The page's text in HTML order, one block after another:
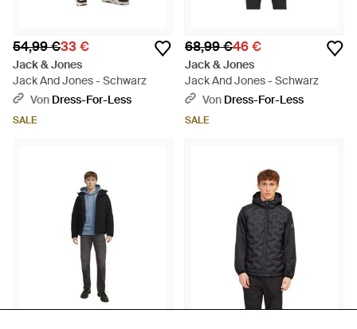
54,99 €33 €
Jack & Jones
Jack And Jones - Schwarz
Von Dress-For-Less
SALE
68,99 €46 €
Jack & Jones
Jack And Jones - Schwarz
Von Dress-For-Less
SALE